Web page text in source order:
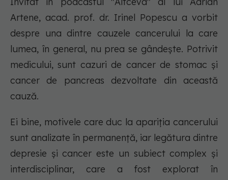
Artene, acad. prof. dr. Irinel Popescu a vorbit
despre una dintre cauzele cancerului la care
lumea, în general, nu prea se gândește. Potrivit
medicului, sunt cazuri de cancer de stomac și
cancer de pancreas dezvoltate din această
cauză.
Ei bine, motivele care duc la apariția cancerului
sunt analizate în permanență, iar legătura dintre
depresie și cancer este un subiect complex și
interdisciplinar, care a fost explorat în